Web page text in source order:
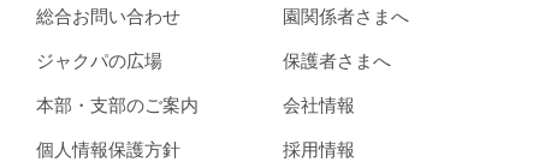
総合お問い合わせ
ジャクパの広場
本部・支部のご案内
個人情報保護方針
園関係者さまへ
保護者さまへ
会社情報
採用情報